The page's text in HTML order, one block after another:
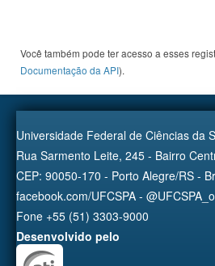
Você também pode ter acesso a esses
Documentação da API).
Universidade Federal de Ciências da
Rua Sarmento Leite, 245 - Bairro
CEP: 90050-170 - Porto Alegre/RS -
facebook.com/UFCSPA -
Fone +55 (51) 3303-9000
Desenvolvido pelo